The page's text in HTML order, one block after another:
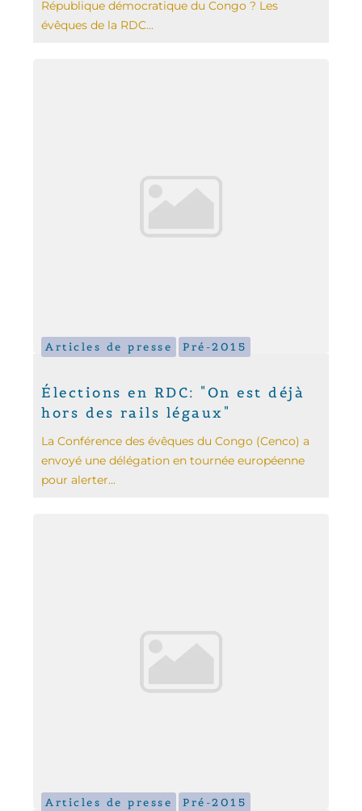
République démocratique du Congo ? Les
évêques de la RDC...
Articles de presse Pré-2015
Élections en RDC: "On est déjà
hors des rails légaux"
La Conférence des évê­ques du Congo (Cenco) a
envoyé une délégation en tournée européenne
pour alerter...
Articles de presse Pré-2015